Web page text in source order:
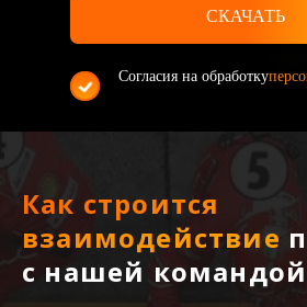
Согласия на обработку
Как строится
взаимодействие
с нашей командой